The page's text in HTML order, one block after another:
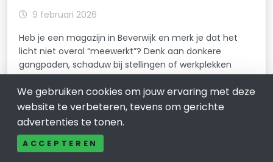
9 februari 2026
Heb je een magazijn in Beverwijk en merk je dat het
licht niet overal “meewerkt”? Denk aan donkere
gangpaden, schaduw bij stellingen of werkplekken
waar je nét te vaak moet turen.
LEES VERDER
We gebruiken cookies om jouw ervaring met deze
website te verbeteren, tevens om gerichte
advertenties te tonen.
ACCEPTEREN